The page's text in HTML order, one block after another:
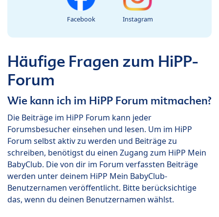
Facebook Instagram
Häufige Fragen zum HiPP-
Forum
Wie kann ich im HiPP Forum mitmachen?
Die Beiträge im HiPP Forum kann jeder
Forumsbesucher einsehen und lesen. Um im HiPP
Forum selbst aktiv zu werden und Beiträge zu
schreiben, benötigst du einen Zugang zum HiPP Mein
BabyClub. Die von dir im Forum verfassten Beiträge
werden unter deinem HiPP Mein BabyClub-
Benutzernamen veröffentlicht. Bitte berücksichtige
das, wenn du deinen Benutzernamen wählst.